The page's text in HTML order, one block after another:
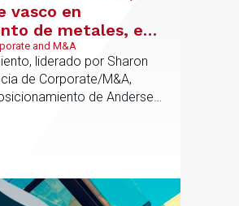
vasco en
de metales, en
Mirai Investments
and M&A
liderado por Sharon
de Corporate/M&A,
de Andersen
de M&A